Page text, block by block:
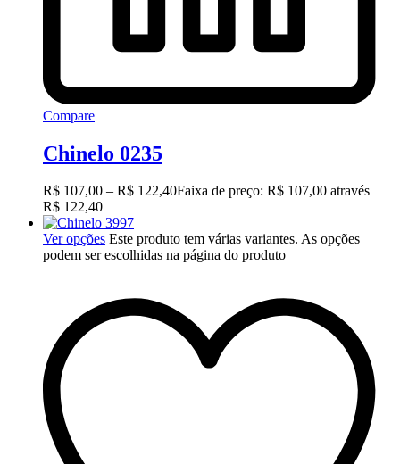
Compare
Chinelo 0235
R$ 107,00 – R$ 122,40Faixa de preço: R$ 107,00 através
R$ 122,40
Ver opções Este produto tem várias variantes. As opções
podem ser escolhidas na página do produto